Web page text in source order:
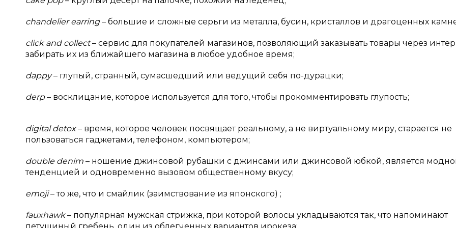
chandelier earring– большие и сложные серьги из металла, бусин, кристаллов и драгоценных
click and collect– сервис для покупателей магазинов, позволяющий заказывать товары через
забирать их из ближайшего магазина в любое удобное время;
dappy– глупый, странный, сумасшедший или ведущий себя по-дурацки;
derp– восклицание, которое используется для того, чтобы прокомментировать глупость;
digital detox– время, которое человек посвящает реальному, а не виртуальному миру, старается не
пользоваться гаджетами, телефоном, компьютером;
double denim – ношение джинсовой рубашки с джинсами или джинсовой юбкой, является
тенденцией и одновременно вызовом общественному вкусу;
emoji – то же, что и смайлик (заимствование из японского) ;
fauxhawk– популярная мужская стрижка, при которой волосы укладываются так, что напоминают